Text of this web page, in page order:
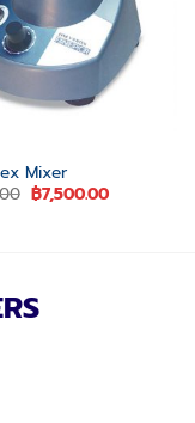
Mixer
Original
price
฿7,500.00Current